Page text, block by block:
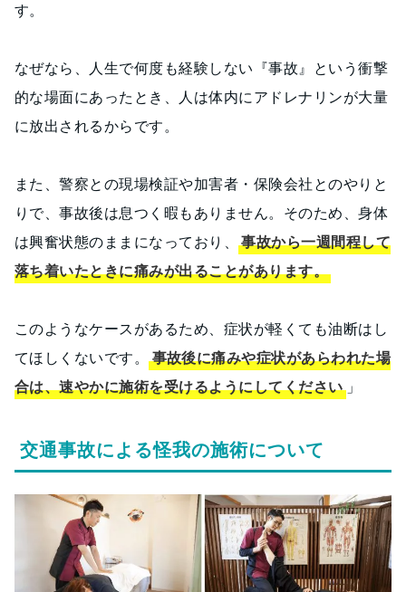
す。
なぜなら、人生で何度も経験しない『事故』という衝撃
的な場面にあったとき、人は体内にアドレナリンが大量
に放出されるからです。
また、警察との現場検証や加害者・保険会社とのやりと
りで、事故後は息つく暇もありません。そのため、身体
は興奮状態のままになっており、事故から一週間程して
落ち着いたときに痛みが出ることがあります。
このようなケースがあるため、症状が軽くても油断はし
てほしくないです。事故後に痛みや症状があらわれた場
合は、速やかに施術を受けるようにしてください」
交通事故による怪我の施術について